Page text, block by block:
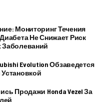
Мониторинг Течения
Не Снижает Риск
Evolution Обзаведется
Продажи Honda Vezel За